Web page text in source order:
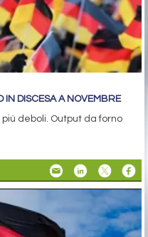
IN DISCESA A NOVEMBRE
deboli. Output da forno